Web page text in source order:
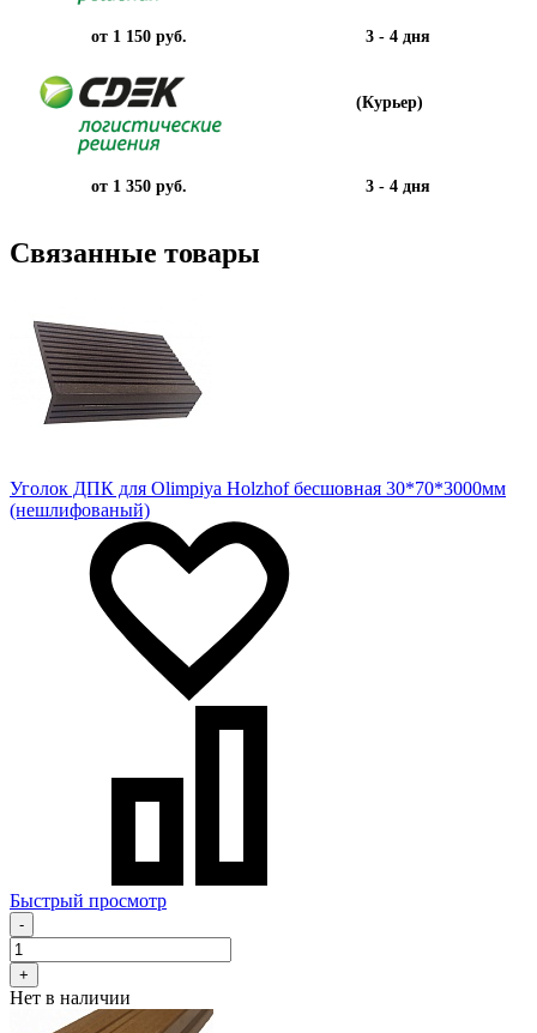
от 1 150 руб. 3 - 4 дня
(Курьер)
от 1 350 руб. 3 - 4 дня
Связанные товары
Уголок ДПК для Olimpiya Holzhof бесшовная 30*70*3000мм
(нешлифованый)
Быстрый просмотр
-
+
Нет в наличии